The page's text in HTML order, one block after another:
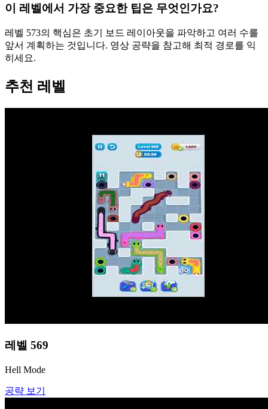
이 레벨에서 가장 중요한 팁은 무엇인가요?
레벨 573의 핵심은 초기 보드 레이아웃을 파악하고 여러 수를
앞서 계획하는 것입니다. 영상 공략을 참고해 최적 경로를 익
히세요.
추천 레벨
레벨 569
Hell Mode
공략 보기